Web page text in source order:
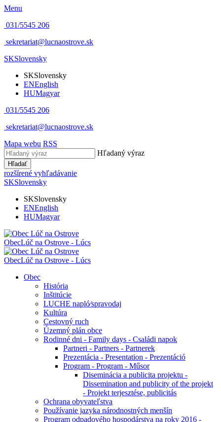
Menu
031/5545 206
sekretariat@lucnaostrove.sk
SKSlovensky
SKSlovensky
ENEnglish
HUMagyar
031/5545 206
sekretariat@lucnaostrove.sk
Mapa webu RSS
Hľadaný výraz
Hľadať
rozšírené vyhľadávanie
SKSlovensky
SKSlovensky
ENEnglish
HUMagyar
ObecLúč na Ostrove - Lúcs
ObecLúč na Ostrove - Lúcs
Obec
História
Inštitúcie
LUCHE napló⁄spravodaj
Kultúra
Cestovný ruch
Územný plán obce
Rodinné dni - Family days - Családi napok
Partneri - Partners - Partnerek
Prezentácia - Presentation - Prezentáció
Program - Program - Műsor
Diseminácia a publicita projektu -
Dissemination and publicity of the projekt
- Projekt terjesztése, publicitás
Ochrana obyvateľstva
Používanie jazyka národnostných menšín
Program odpadového hospodárstva na roky 2016 -